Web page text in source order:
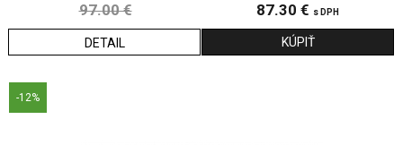
97.00 € 87.30 € s DPH
DETAIL
-12%